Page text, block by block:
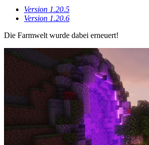
Version 1.20.5
Version 1.20.6
Die Farmwelt wurde dabei erneuert!